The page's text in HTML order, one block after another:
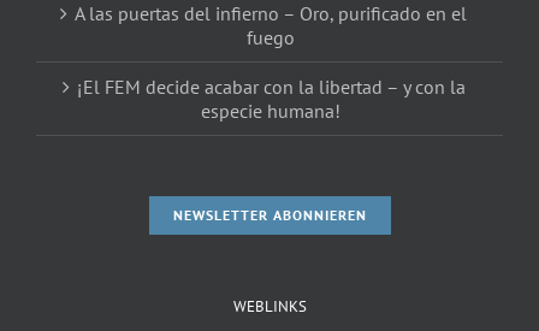
A las puertas del infierno – Oro, purificado en el
fuego
¡El FEM decide acabar con la libertad – y con la
especie humana!
NEWSLETTER ABONNIEREN
WEBLINKS